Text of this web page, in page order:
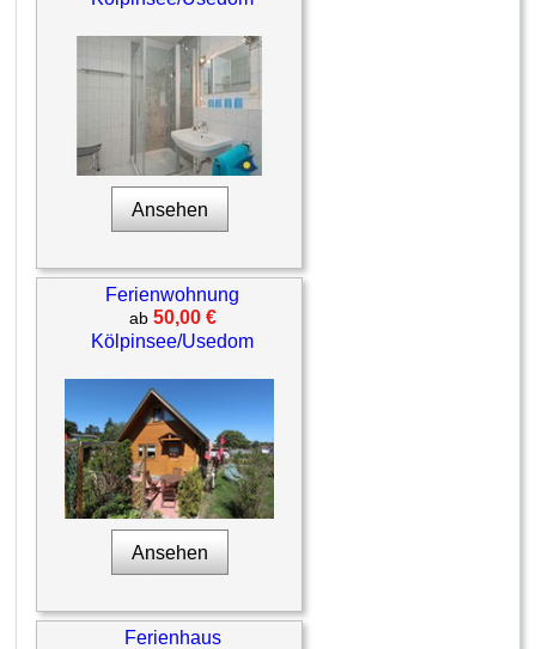
Ansehen
Ferienwohnung
ab 50,00 €
Kölpinsee/Usedom
Ansehen
Ferienhaus